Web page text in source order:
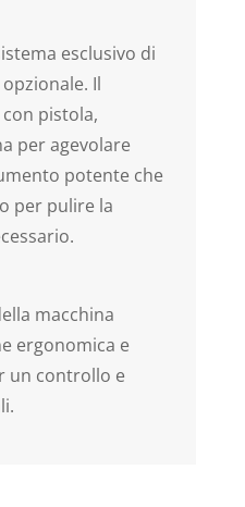
esclusivo di
Il
pistola,
per agevolare
potente che
per pulire la
macchina
ergonomica e
un controllo e